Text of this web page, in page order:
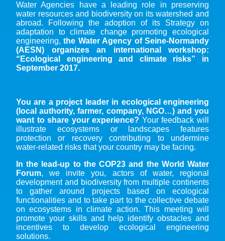
Water Agencies have a leading role in preserving
water resources and biodiversity on its watershed and
abroad. Following the adoption of its Strategy on
adaptation to climate change promoting ecological
engineering,the Water Agency of Seine-Normandy
(AESN) organizes an international workshop:
“Ecological engineering and climate risks” in
September 2017.
You are a project leader in ecological engineering
(local authority, farmer, company, NGO…) and you
want to share your experience? Your feedback will
illustrate ecosystems or landscapes features
protection or recovery contributing to undermine
water-related risks that your country may be facing.
In the lead-up to the COP23 and the World Water
Forum, we invite you, actors of water, regional
development and biodiversity from multiple continents
to gather around projects based on ecological
functionalities and to take part to the collective debate
on ecosystems in climate action. This meeting will
promote your skills and help identify obstacles and
incentives to develop ecological engineering
solutions.